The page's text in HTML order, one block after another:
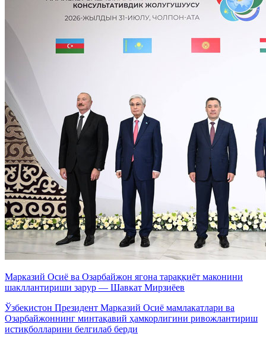
Марказий Осиё ва Озарбайжон ягона тараққиёт маконини
шакллантириши зарур — Шавкат Мирзиёев
Ўзбекистон Президент Марказий Осиё мамлакатлари ва
Озарбайжоннинг минтақавий ҳамкорлигини ривожлантириш
истиқболларини белгилаб берди